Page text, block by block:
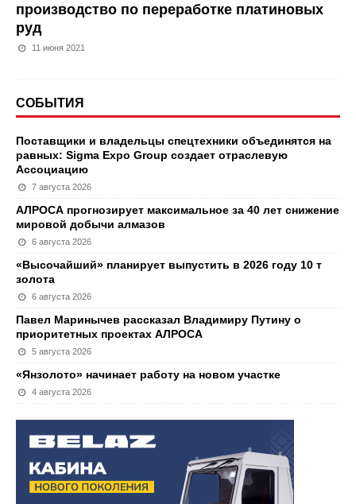
производство по переработке платиновых
руд
11 июня 2021
СОБЫТИЯ
Поставщики и владельцы спецтехники объединятся на
равных: Sigma Expo Group создает отраслевую
Ассоциацию
7 августа 2026
АЛРОСА прогнозирует максимальное за 40 лет снижение
мировой добычи алмазов
6 августа 2026
«Высочайший» планирует выпустить в 2026 году 10 т
золота
6 августа 2026
Павел Маринычев рассказал Владимиру Путину о
приоритетных проектах АЛРОСА
5 августа 2026
«Янзолото» начинает работу на новом участке
4 августа 2026